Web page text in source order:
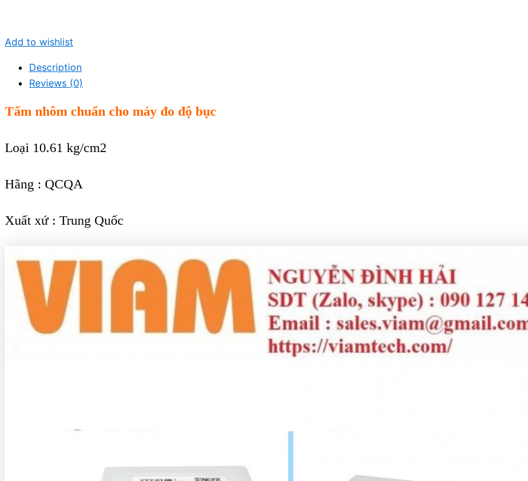
Add to wishlist
Description
Reviews (0)
Tấm nhôm chuẩn cho máy đo độ bục
Loại 10.61 kg/cm2
Hãng : QCQA
Xuất xứ : Trung Quốc